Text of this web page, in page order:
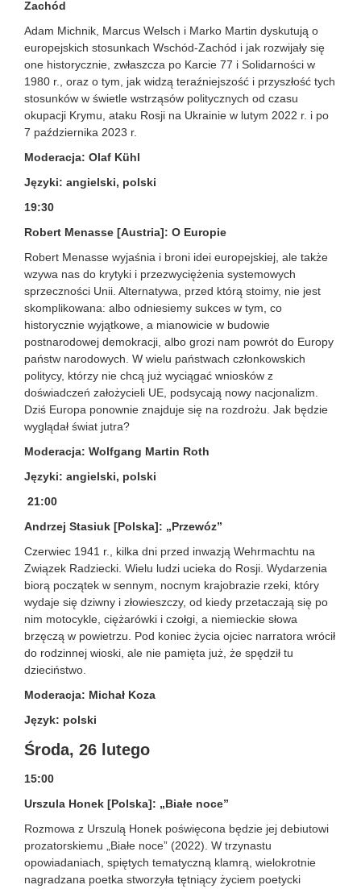
Zachód
Adam Michnik, Marcus Welsch i Marko Martin dyskutują o
europejskich stosunkach Wschód-Zachód i jak rozwijały się
one historycznie, zwłaszcza po Karcie 77 i Solidarności w
1980 r., oraz o tym, jak widzą teraźniejszość i przyszłość tych
stosunków w świetle wstrząsów politycznych od czasu
okupacji Krymu, ataku Rosji na Ukrainie w lutym 2022 r. i po
7 października 2023 r.
Moderacja: Olaf Kühl
Języki: angielski, polski
19:30
Robert Menasse [Austria]: O Europie
Robert Menasse wyjaśnia i broni idei europejskiej, ale także
wzywa nas do krytyki i przezwyciężenia systemowych
sprzeczności Unii. Alternatywa, przed którą stoimy, nie jest
skomplikowana: albo odniesiemy sukces w tym, co
historycznie wyjątkowe, a mianowicie w budowie
postnarodowej demokracji, albo grozi nam powrót do Europy
państw narodowych. W wielu państwach członkowskich
politycy, którzy nie chcą już wyciągać wniosków z
doświadczeń założycieli UE, podsycają nowy nacjonalizm.
Dziś Europa ponownie znajduje się na rozdrożu. Jak będzie
wyglądał świat jutra?
Moderacja: Wolfgang Martin Roth
Języki: angielski, polski
21:00
Andrzej Stasiuk [Polska]: „Przewóz”
Czerwiec 1941 r., kilka dni przed inwazją Wehrmachtu na
Związek Radziecki. Wielu ludzi ucieka do Rosji. Wydarzenia
biorą początek w sennym, nocnym krajobrazie rzeki, który
wydaje się dziwny i złowieszczy, od kiedy przetaczają się po
nim motocykle, ciężarówki i czołgi, a niemieckie słowa
brzęczą w powietrzu. Pod koniec życia ojciec narratora wrócił
do rodzinnej wioski, ale nie pamięta już, że spędził tu
dzieciństwo.
Moderacja: Michał Koza
Język: polski
Środa, 26 lutego
15:00
Urszula Honek [Polska]: „Białe noce”
Rozmowa z Urszulą Honek poświęcona będzie jej debiutowi
prozatorskiemu „Białe noce” (2022). W trzynastu
opowiadaniach, spiętych tematyczną klamrą, wielokrotnie
nagradzana poetka stworzyła tętniący życiem poetycki